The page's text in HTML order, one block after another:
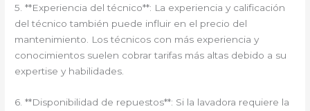
5. **Experiencia del técnico**: La experiencia y calificación
del técnico también puede influir en el precio del
mantenimiento. Los técnicos con más experiencia y
conocimientos suelen cobrar tarifas más altas debido a su
expertise y habilidades.
6. **Disponibilidad de repuestos**: Si la lavadora requiere la